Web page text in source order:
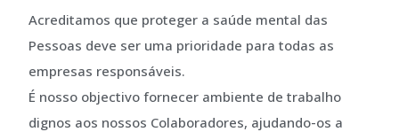
Acreditamos que proteger a saúde mental das
Pessoas deve ser uma prioridade para todas as
empresas responsáveis.
É nosso objectivo fornecer ambiente de trabalho
dignos aos nossos Colaboradores, ajudando-os a